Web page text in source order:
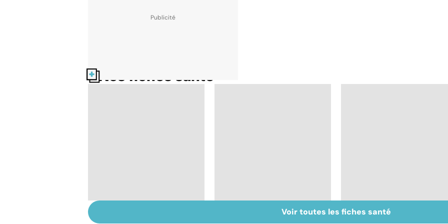
Nos fiches santé
Gynéco : un suivi
Sexualité, infertilité
Voir toutes les fiches santé